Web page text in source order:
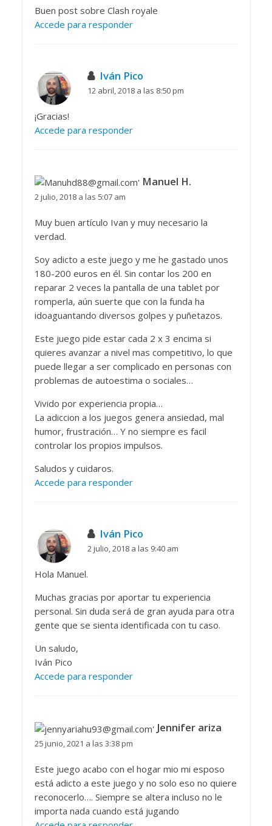
Buen post sobre Clash royale
Accede para responder
Iván Pico
12 abril, 2018 a las 8:50 pm
¡Gracias!
Accede para responder
Manuel H.
2 julio, 2018 a las 5:07 am
Muy buen artículo Ivan y muy necesario la
verdad.
Soy adicto a este juego y me he gastado unos
180-200 euros en él. Sin contar los 200 en
reparar 2 veces la pantalla de una tablet por
romperla, aún suerte que con la funda ha
idoaguantando diversos golpes y puñetazos.
Este juego pide estar cada 2 x 3 encima si
quieres avanzar a nivel mas competitivo, lo que
puede llegar a ser complicado en personas con
problemas de autoestima o sociales…
Vivido por experiencia propia…
La adiccion a los juegos genera ansiedad, mal
humor, frustración… Y no siempre es facil
controlar los propios impulsos.
Saludos y cuidaros.
Accede para responder
Iván Pico
2 julio, 2018 a las 9:40 am
Hola Manuel.
Muchas gracias por aportar tu experiencia
personal. Sin duda será de gran ayuda para otra
gente que se sienta identificada con tu caso.
Un saludo,
Iván Pico
Accede para responder
Jennifer ariza
25 junio, 2021 a las 3:38 pm
Este juego acabo con el hogar mio mi esposo
está adicto a este juego y no solo eso no quiere
reconocerlo…. Siempre se altera incluso no le
importa nada cuando está jugando